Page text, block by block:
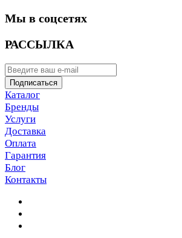
Мы в соцсетях
РАССЫЛКА
Подписаться
Каталог
Бренды
Услуги
Доставка
Оплата
Гарантия
Блог
Контакты